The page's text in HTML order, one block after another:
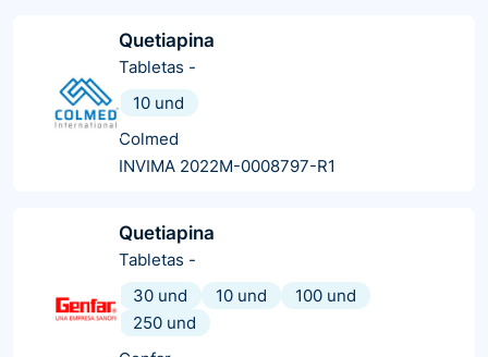
Quetiapina
Tabletas -
10 und
Colmed
INVIMA 2022M-0008797-R1
Quetiapina
Tabletas -
30 und
10 und
100 und
250 und